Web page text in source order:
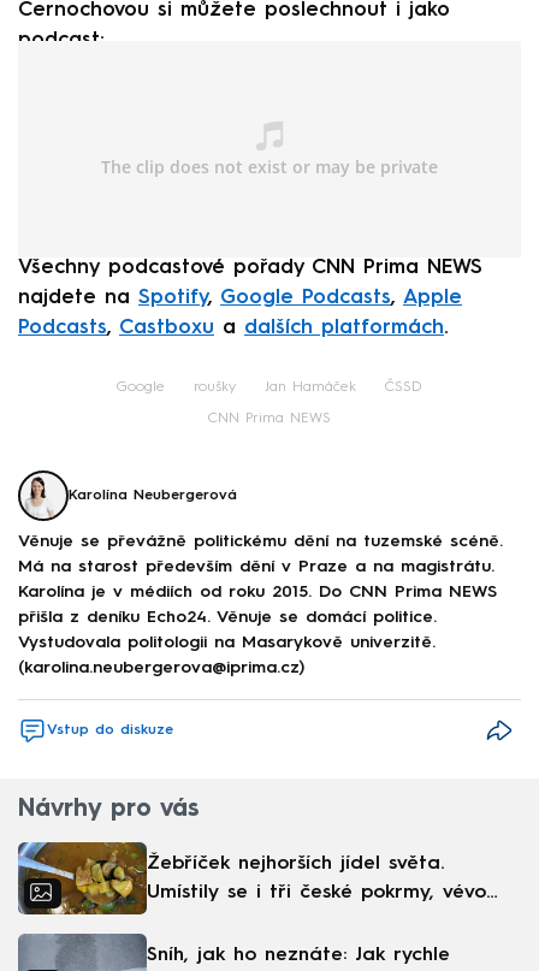
Černochovou si můžete poslechnout i jako
podcast:
Všechny podcastové pořady CNN Prima NEWS
najdete na Spotify, Google Podcasts, Apple
Podcasts, Castboxu a dalších platformách.
Google roušky Jan Hamáček ČSSD
CNN Prima NEWS
Karolína Neubergerová
Věnuje se převážně politickému dění na tuzemské scéně.
Má na starost především dění v Praze a na magistrátu.
Karolína je v médiích od roku 2015. Do CNN Prima NEWS
přišla z deníku Echo24. Věnuje se domácí politice.
Vystudovala politologii na Masarykově univerzitě.
(karolina.neubergerova@iprima.cz)
Vstup do diskuze
Návrhy pro vás
Žebříček nejhorších jídel světa.
Umístily se i tři české pokrmy, vévodí
Sníh, jak ho neznáte: Jak rychle